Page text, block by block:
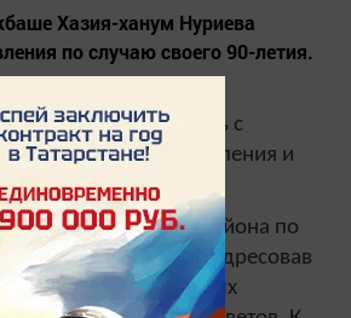
Хазия-ханум Нуриева
по случаю своего 90-летия.
близкими разделить с
пришли глава поселения и
района
исполкома района по
Сергей Рузанов, адресовав
слова самых добрых